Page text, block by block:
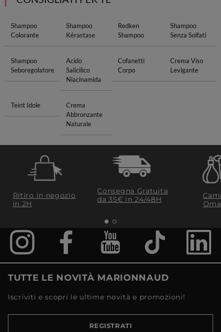
Shampoo
Colorante
Shampoo
Kérastase
Redken
Shampoo
Shampoo
Senza Solfati
Shampoo
Seboregolatore
Acido
Salicilico
Niacinamida
Cofanetti
Corpo
Crema Viso
Levigante
Teint Idole
Crema
Abbronzante
Naturale
Ritiro in negozio
in 2H
Consegna Gratuita
da 35€​ in 24/48H
TUTTE LE NOVITÀ MARIONNAUD
Iscriviti e scopri le ultime novità e promozioni!
REGISTRATI